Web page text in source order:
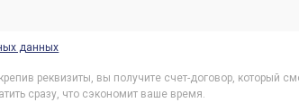
данных
реквизиты, вы получите счет-договор, который
сразу, что сэкономит ваше время.